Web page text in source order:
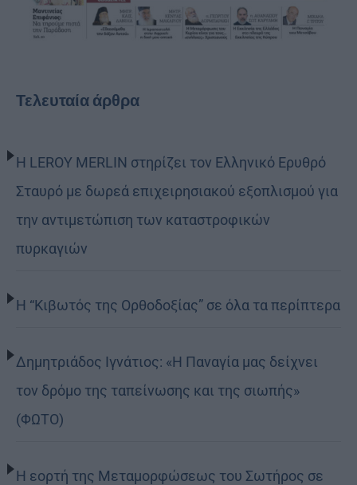
Τελευταία άρθρα
Η LEROY MERLIN στηρίζει τον Ελληνικό Ερυθρό
Σταυρό με δωρεά επιχειρησιακού εξοπλισμού για
την αντιμετώπιση των καταστροφικών
πυρκαγιών
Η “Κιβωτός της Ορθοδοξίας” σε όλα τα περίπτερα
Δημητριάδος Ιγνάτιος: «Η Παναγία μας δείχνει
τον δρόμο της ταπείνωσης και της σιωπής»
(ΦΩΤΟ)
Η εορτή της Μεταμορφώσεως του Σωτήρος σε